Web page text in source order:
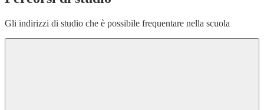
Gli indirizzi di studio che è possibile frequentare nella scuola